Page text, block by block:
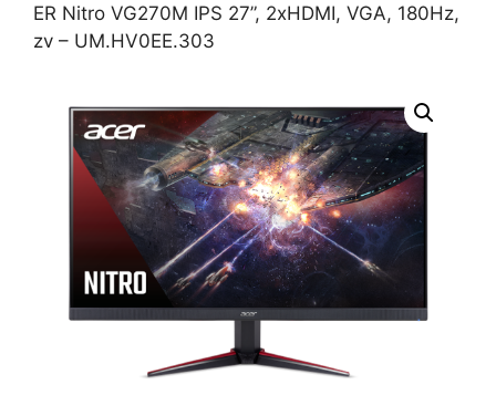
ER Nitro VG270M IPS 27”, 2xHDMI, VGA, 180Hz,
zv – UM.HV0EE.303